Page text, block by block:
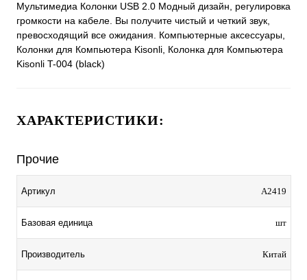
Мультимедиа Колонки USB 2.0 Модный дизайн, регулировка
громкости на кабеле. Вы получите чистый и четкий звук,
превосходящий все ожидания. Компьютерные аксессуары,
Колонки для Компьютера Kisonli, Колонка для Компьютера
Kisonli T-004 (black)
ХАРАКТЕРИСТИКИ:
Прочие
Артикул A2419
Базовая единица шт
Производитель Китай